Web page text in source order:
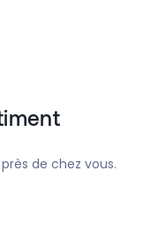
de chez vous.